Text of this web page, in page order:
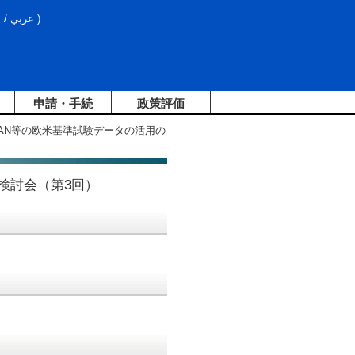
/ عربي )
申請・手続 政策評価
等の欧米基準試験データの活用の
会（第3回）